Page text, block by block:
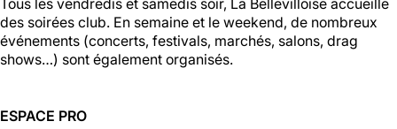
des soirées club. En semaine et le weekend, de nombreux
événements (concerts, festivals, marchés, salons, drag
shows…) sont également organisés.
ESPACE PRO